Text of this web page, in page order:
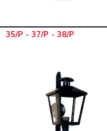
35/P - 37/P - 38/P